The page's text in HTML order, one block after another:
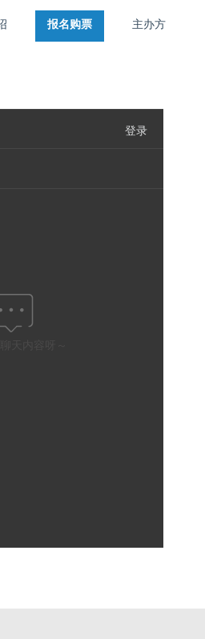
大会介绍 报名购票 主办方
报名购票 主办方